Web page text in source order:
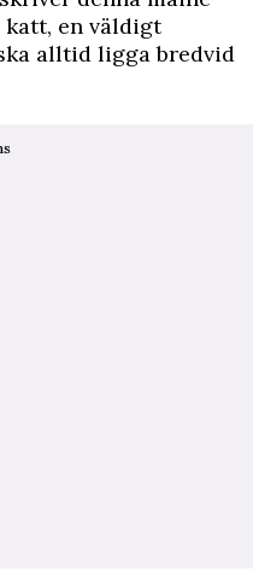
katt, en väldigt
alltid ligga bredvid